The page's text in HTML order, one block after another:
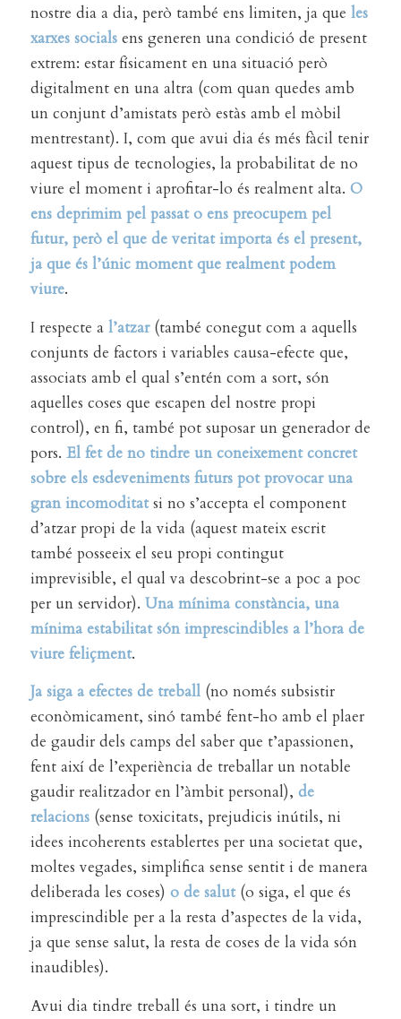
nostre dia a dia, però també ens limiten, ja que les
xarxes socialsens generen una condició de present
extrem: estar físicament en una situació però
digitalment en una altra (com quan quedes amb
un conjunt d’amistats però estàs amb el mòbil
mentrestant). I, com que avui dia és més fàcil tenir
aquest tipus de tecnologies, la probabilitat de no
viure el moment i aprofitar-lo és realment alta. O
ens deprimim pel passat o ens preocupem pel
futur, però el que de veritat importa és el present,
ja que és l’únic moment que realment podem
viure.
I respecte al’atzar (també conegut com a aquells
conjunts de factors i variables causa-efecte que,
associats amb el qual s’entén com a sort, són
aquelles coses que escapen del nostre propi
control), en fi, també pot suposar un generador de
pors. El fet de no tindre un coneixement concret
sobre els esdeveniments futurs pot provocar una
gran incomoditatsi no s’accepta el component
d’atzar propi de la vida (aquest mateix escrit
també posseeix el seu propi contingut
imprevisible, el qual va descobrint-se a poc a poc
per un servidor). Una mínima constància, una
mínima estabilitat són imprescindibles a l’hora de
viure feliçment.
Ja siga a efectes de treball (no només subsistir
econòmicament, sinó també fent-ho amb el plaer
de gaudir dels camps del saber que t’apassionen,
fent així de l’experiència de treballar un notable
gaudir realitzador en l’àmbit personal), de
relacions (sense toxicitats, prejudicis inútils, ni
idees incoherents establertes per una societat que,
moltes vegades, simplifica sense sentit i de manera
deliberada les coses) o de salut (o siga, el que és
imprescindible per a la resta d’aspectes de la vida,
ja que sense salut, la resta de coses de la vida són
inaudibles).
Avui dia tindre treball és una sort, i tindre un